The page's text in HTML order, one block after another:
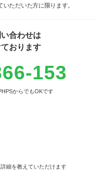
ただいた方に限ります。
合わせは
おります
153
からでもOKです
細を教えていただけます